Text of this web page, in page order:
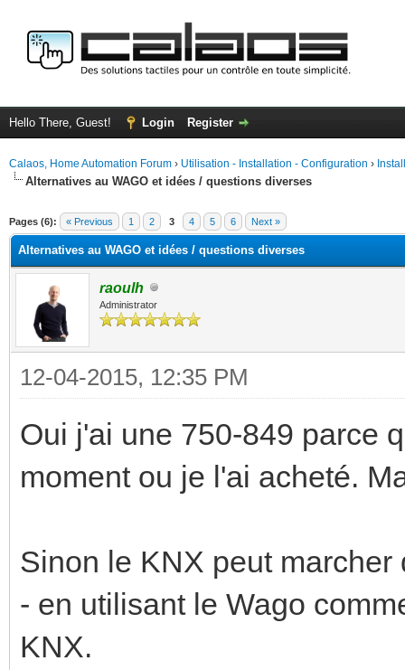
Hello There, Guest! Login Register
Calaos, Home Automation Forum › Utilisation - Installation - Configuration ›
Alternatives au WAGO et idées / questions diverses
Pages (6): « Previous 1 2 3 4 5 6 Next »
Alternatives au WAGO et idées / questions diverses
raoulh
Administrator
12-04-2015, 12:35 PM
Oui j'ai une 750-849 parce
moment ou je l'ai acheté.
Sinon le KNX peut marcher
- en utilisant le Wago
KNX.